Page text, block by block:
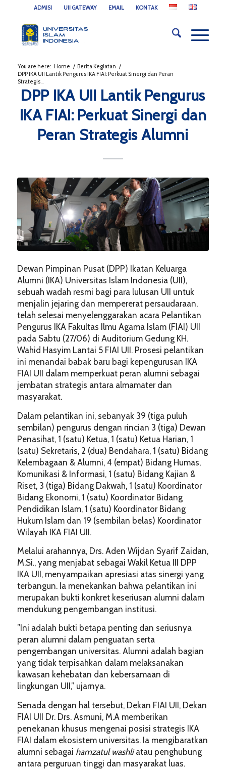
ADMISI UII GATEWAY EMAIL KONTAK
You are here: Home / Berita Kegiatan /
DPP IKA UII Lantik Pengurus IKA FIAI: Perkuat Sinergi dan Peran
Strategis...
DPP IKA UII Lantik Pengurus
IKA FIAI: Perkuat Sinergi dan
Peran Strategis Alumni
Dewan Pimpinan Pusat (DPP) Ikatan Keluarga
Alumni (IKA) Universitas Islam Indonesia (UII),
sebuah wadah resmi bagi para lulusan UII untuk
menjalin jejaring dan mempererat persaudaraan,
telah selesai menyelenggarakan acara Pelantikan
Pengurus IKA Fakultas Ilmu Agama Islam (FIAI) UII
pada Sabtu (27/06) di Auditorium Gedung KH.
Wahid Hasyim Lantai 5 FIAI UII. Prosesi pelantikan
ini menandai babak baru bagi kepengurusan IKA
FIAI UII dalam memperkuat peran alumni sebagai
jembatan strategis antara almamater dan
masyarakat.
Dalam pelantikan ini, sebanyak 39 (tiga puluh
sembilan) pengurus dengan rincian 3 (tiga) Dewan
Penasihat, 1 (satu) Ketua, 1 (satu) Ketua Harian, 1
(satu) Sekretaris, 2 (dua) Bendahara, 1 (satu) Bidang
Kelembagaan & Alumni, 4 (empat) Bidang Humas,
Komunikasi & Informasi, 1 (satu) Bidang Kajian &
Riset, 3 (tiga) Bidang Dakwah, 1 (satu) Koordinator
Bidang Ekonomi, 1 (satu) Koordinator Bidang
Pendidikan Islam, 1 (satu) Koordinator Bidang
Hukum Islam dan 19 (sembilan belas) Koordinator
Wilayah IKA FIAI UII.
Melalui arahannya, Drs. Aden Wijdan Syarif Zaidan,
M.Si., yang menjabat sebagai Wakil Ketua III DPP
IKA UII, menyampaikan apresiasi atas sinergi yang
terbangun. Ia menekankan bahwa pelantikan ini
merupakan bukti konkret keseriusan alumni dalam
mendukung pengembangan institusi.
​”Ini adalah bukti betapa penting dan seriusnya
peran alumni dalam penguatan serta
pengembangan universitas. Alumni adalah bagian
yang tidak terpisahkan dalam melaksanakan
kawasan kehebatan dan kebersamaan di
lingkungan UII,” ujarnya.
​Senada dengan hal tersebut, Dekan FIAI UII, Dekan
FIAI UII Dr. Drs. Asmuni, M.A memberikan
penekanan khusus mengenai posisi strategis IKA
FIAI dalam ekosistem universitas. Ia mengibaratkan
alumni sebagai hamzatul washliatau penghubung
antara perguruan tinggi dan masyarakat luas.